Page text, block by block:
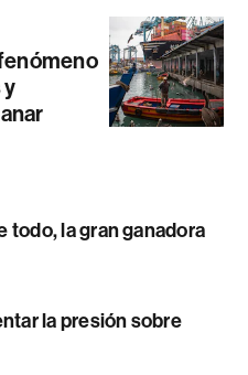
y
todo, la gran ganadora
la presión sobre